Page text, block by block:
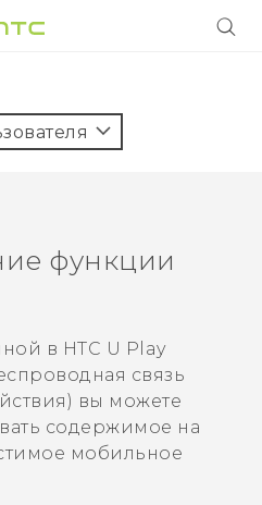
функции
в HTC U Play
связь
вы можете
содержимое на
мобильное